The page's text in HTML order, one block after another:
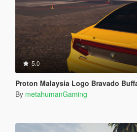
5.0
Proton Malaysia Logo Bravado Buffalo
By metahumanGaming